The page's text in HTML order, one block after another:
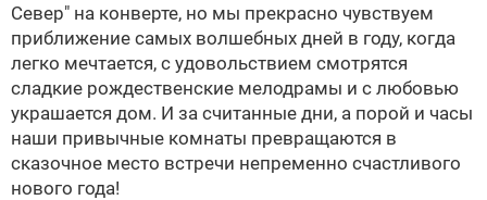
Север" на конверте, но мы прекрасно чувствуем
приближение самых волшебных дней в году, когда
легко мечтается, с удовольствием смотрятся
сладкие рождественские мелодрамы и с любовью
украшается дом. И за считанные дни, а порой и часы
наши привычные комнаты превращаются в
сказочное место встречи непременно счастливого
нового года!